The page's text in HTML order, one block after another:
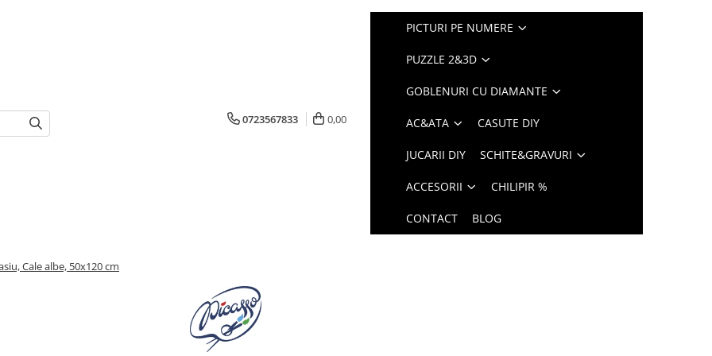
0723567833 0,00
PICTURI PE NUMERE
PUZZLE 2&3D
GOBLENURI CU DIAMANTE
AC&ATA CASUTE DIY
JUCARII DIY SCHITE&GRAVURI
ACCESORII CHILIPIR %
CONTACT BLOG
Cale albe, 50x120 cm